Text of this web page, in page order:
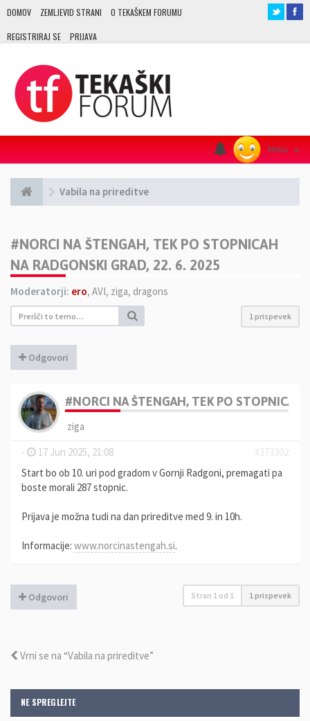
DOMOV ZEMLJEVID STRANI O TEKAŠKEM FORUMU
REGISTRIRAJ SE PRIJAVA
Menu ≡
Vabila na prireditve
NE SPREGLEJTE
#NORCI NA ŠTENGAH, TEK PO STOPNICAH
NA RADGONSKI GRAD, 22. 6. 2025
Moderatorji: ero, AVI, ziga, dragons
1 prispevek
Odgovori
#NORCI NA ŠTENGAH, TEK PO STOPNICAH
ziga
-
17 Jun 2025, 21:08
#373302
Start bo ob 10. uri pod gradom v Gornji Radgoni, premagati pa
boste morali 287 stopnic.
Prijava je možna tudi na dan prireditve med 9. in 10h.
Informacije: www.norcinastengah.si.
Odgovori Stran 1 od 1 1 prispevek
Vrni se na “Vabila na prireditve”